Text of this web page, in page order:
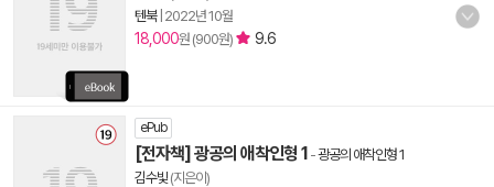
텐북| 2022년 10월
18,000원 (900원) 9.6
ePub
[전자책] 광공의 애착인형 1 -광공의 애착인형 1
김수빛 (지은이)